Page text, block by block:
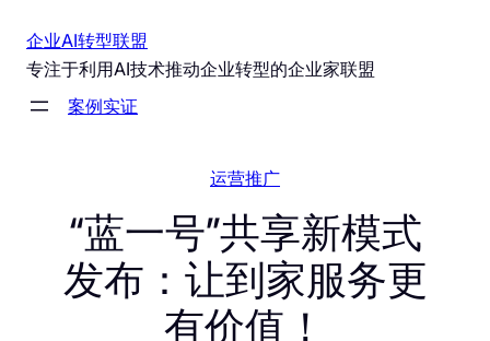
企业AI转型联盟
专注于利用AI技术推动企业转型的企业家联盟
案例实证
运营推广
“蓝一号”共享新模式
发布：让到家服务更
有价值！